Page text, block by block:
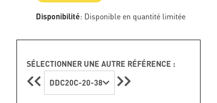
Disponibilité: Disponible en quantité limitée
SÉLECTIONNER UNE AUTRE RÉFÉRENCE :
DDC20C-20-38